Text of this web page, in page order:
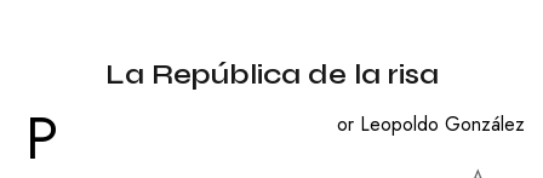
La República de la risa
P
or Leopoldo González